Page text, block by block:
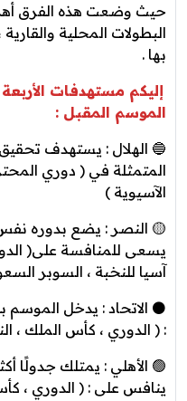
حيث وضعت هذه الفرق
البطولات المحلية
بها .
إليكم مستهدفات
الموسم المقبل :
🔵 الهلال : يستهدف تحقيق
المتمثلة في ( دوري
الآسيوية )
🟡 النصر : يضع بدوره
يسعى للمنافسة على(
آسيا للنخبة ، السوبر
⚫ الاتحاد : يدخل
: ( الدوري ، كأس الملك ،
🟢 الأهلي : يمتلك جدولًا
ينافس على : ( الدوري ،